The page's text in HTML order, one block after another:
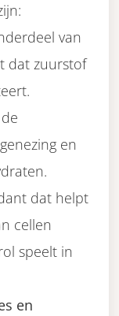
van
dat zuurstof
en
dat helpt
cellen
speelt in
en